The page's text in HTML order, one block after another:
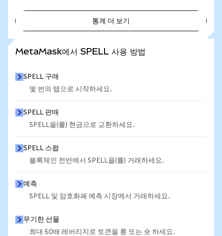
통계 더 보기
MetaMask에서 SPELL 사용 방법
SPELL 구매
몇 번의 탭으로 시작하세요.
SPELL 판매
SPELL을(를) 현금으로 교환하세요.
SPELL 스왑
블록체인 전반에서 SPELL을(를) 거래하세요.
예측
SPELL 및 암호화폐 예측 시장에서 거래하세요.
무기한 선물
최대 50배 레버리지로 토큰을 롱 또는 숏 하세요.